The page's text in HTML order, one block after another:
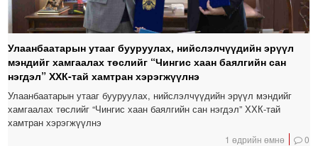
Улаанбаатарын утааг бууруулах, нийслэлчүүдийн эрүүл
мэндийг хамгаалах төслийг “Чингис хаан баялгийн сан
нэгдэл” ХХК-тай хамтран хэрэгжүүлнэ
Улаанбаатарын утааг бууруулах, нийслэлчүүдийн эрүүл мэндийг
хамгаалах төслийг “Чингис хаан баялгийн сан нэгдэл” ХХК-тай
хамтран хэрэгжүүлнэ
1 өдрийн өмнө 0